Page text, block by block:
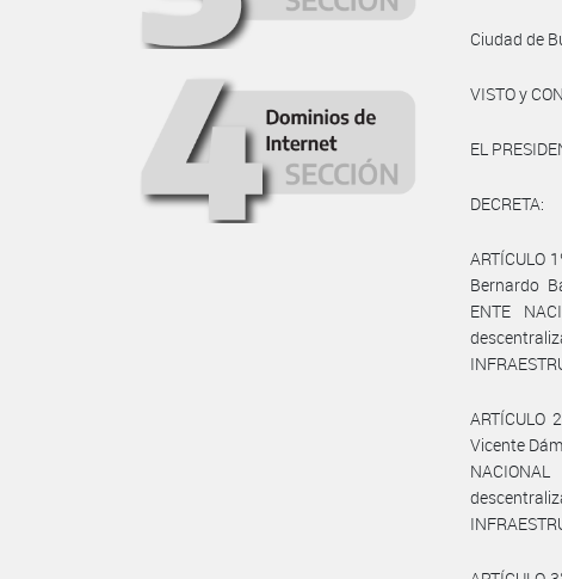
Ciudad de
VISTO y
EL
DECRETA:
ARTÍCULO
Bernardo
ENTE
Vicente